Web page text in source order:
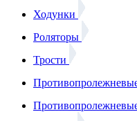
Ходунки
Роляторы
Трости